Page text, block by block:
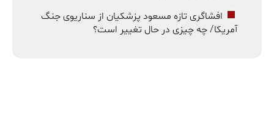
افشاگری تازه مسعود پزشکیان از سناریوی جنگ
آمریکا/ چه چیزی در حال تغییر است؟